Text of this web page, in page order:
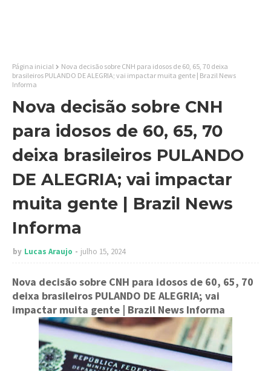
Página inicial
Nova decisão sobre CNH para idosos de 60, 65, 70 deixa
brasileiros PULANDO DE ALEGRIA; vai impactar muita gente | Brazil News
Informa
Nova decisão sobre CNH
para idosos de 60, 65, 70
deixa brasileiros PULANDO
DE ALEGRIA; vai impactar
muita gente | Brazil News
Informa
by Lucas Araujo julho 15, 2024
Nova decisão sobre CNH para idosos de 60, 65, 70
deixa brasileiros PULANDO DE ALEGRIA; vai
impactar muita gente | Brazil News Informa